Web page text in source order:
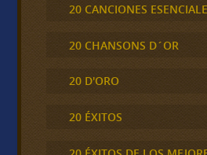
20 CANCIONES
20 CHANSONS D´OR
20 D'ORO
20 ÉXITOS